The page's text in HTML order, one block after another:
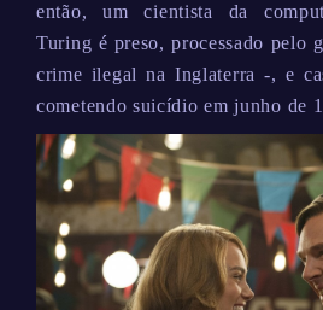
então, um cientista da
Turing é preso, processado pelo
crime ilegal na Inglaterra -, e
cometendo suicídio em junho de